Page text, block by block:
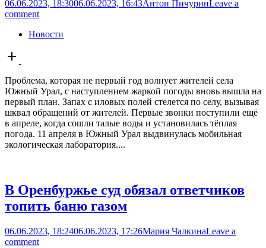
06.06.2023, 18:3006.06.2023, 16:43Антон ПичуринLeave a
comment
Новости
Open
post
Проблема, которая не первый год волнует жителей села
Южный Урал, с наступлением жаркой погоды вновь вышла на
первый план. Запах с иловых полей стелется по селу, вызывая
шквал обращений от жителей. Первые звонки поступили ещё
в апреле, когда сошли талые воды и установилась тёплая
погода. 11 апреля в Южный Урал выдвинулась мобильная
экологическая лаборатория....
В Оренбуржье суд обязал ответчиков
топить баню газом
06.06.2023, 18:2406.06.2023, 17:26Мария ЧалкинаLeave a
comment